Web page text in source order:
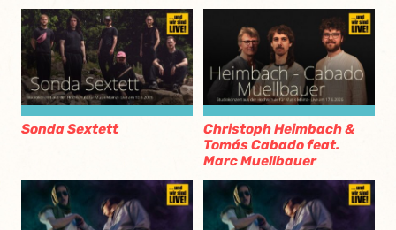
Sonda Sextett
Christoph Heimbach &
Tomás Cabado feat.
Marc Muellbauer